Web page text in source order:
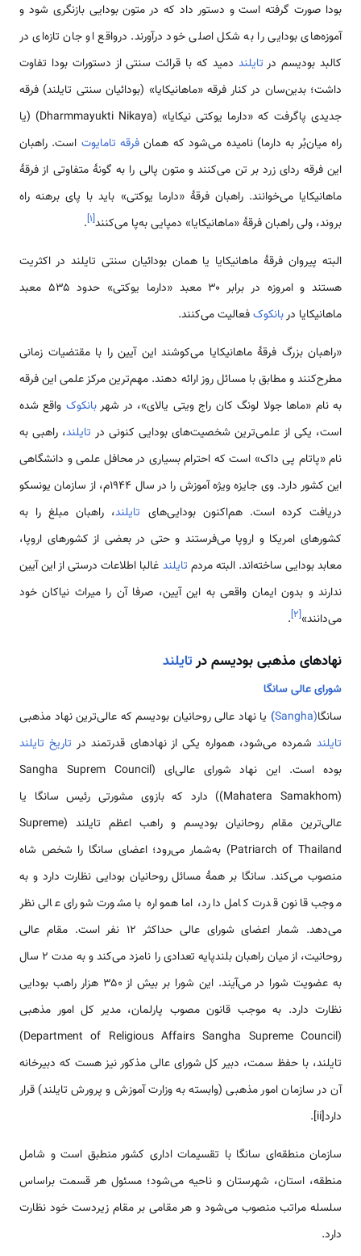
بودا صورت گرفته است و دستور داد که در متون بودایی بازنگری شود و
آموزه‌های بودایی را به شکل اصلی خود درآورند. درواقع او جان تازه‌ای در
کالبد بودیسم در تایلند دمید که با قرائت سنتی از دستورات بودا تفاوت
داشت؛ بدین‌سان در کنار فرقه «ماهانیکایا» (بودائیان سنتی تایلند) فرقه
جدیدی پاگرفت که «دارما یوکتی نیکایا» (Dharmmayukti Nikaya) (یا
راه میان‌بُر به دارما) نامیده می‌شود که همان فرقه تامایوت است. راهبان
این فرقه ردای زرد بر تن می‌کنند و متون پالی را به گونهٔ متفاوتی از فرقهٔ
ماهانیکایا می‌خوانند. راهبان فرقهٔ «دارما یوکتی» باید با پای برهنه راه
بروند، ولی راهبان فرقهٔ «ماهانیکایا» دمپایی به‌پا می‌کنند[۱]
.
البته پیروان فرقهٔ ماهانیکایا یا همان بودائیان سنتی تایلند در اکثریت
هستند و امروزه در برابر ۳۰ معبد «دارما یوکتی» حدود ۵۳۵ معبد
ماهانیکایا دربانکوکفعالیت می‌کنند.
«راهبان بزرگ فرقهٔ ماهانیکایا می‌کوشند این آیین را با مقتضیات زمانی
مطرح‌کنند و مطابق با مسائل روز ارائه دهند. مهم‌ترین مرکز علمی این فرقه
به نام «ماها جولا لونگ کان راج ویتی یالای»، در شهربانکوک واقع شده
است، یکی از علمی‌ترین شخصیت‌های بودایی کنونی در تایلند، راهبی به
نام «پاتام پی داک» است که احترام بسیاری در محافل علمی و دانشگاهی
این کشور دارد. وی جایزه ویژه آموزش را در سال ۱۹۴۴م، از سازمان یونسکو
دریافت کرده است. هم‌اکنون بودایی‌های تایلند، راهبان مبلغ را به
کشورهای امریکا و اروپا می‌فرستند و حتی در بعضی از کشورهای اروپا،
معابد بودایی ساخته‌اند. البته مردم تایلند غالبا اطلاعات درستی از این آیین
ندارند و بدون ایمان واقعی به این آیین، صرفا آن را میراث نیاکان خود
می‌دانند»[۲]
.
نهادهای مذهبی بودیسم درتایلند
شورای عالی سانگا
سانگا(Sangha
) یا نهاد عالی روحانیان بودیسم که عالی‌ترین نهاد مذهبی
تایلندشمرده می‌شود، همواره یکی از نهادهای قدرتمند در تاریخ تایلند
بوده است. این نهاد شورای عالی‌ای (Sangha Suprem Council
(Mahatera Samakhom)) دارد که بازوی مشورتی رئیس سانگا یا
عالی‌ترین مقام روحانیان بودیسم و راهب اعظم تایلند (Supreme
Patriarch of Thailand) به‌شمار می‌رود؛ اعضای سانگا را شخص شاه
منصوب می‌کند. سانگا بر همهٔ مسائل روحانیان بودایی نظارت دارد و به
موجب قانون قدرت کامل دارد، اما همواره با مشورت شورای عالی نظر
می‌دهد. شمار اعضای شورای عالی حداکثر ۱۲ نفر است. مقام عالی
روحانیت، از میان راهبان بلندپایه تعدادی را نامزد می‌کند و به مدت ۲ سال
به عضویت شورا در می‌آیند. این شورا بر بیش از ۳۵۰ هزار راهب بودایی
نظارت دارد. به موجب قانون مصوب پارلمان، مدیر کل امور مذهبی
(Department of Religious Affairs Sangha Supreme Council)
تایلند، با حفظ سمت، دبیر کل شورای عالی مذکور نیز هست که دبیرخانه
آن در سازمان امور مذهبی (وابسته به وزارت آموزش و پرورش تایلند) قرار
دارد[ii].
سازمان منطقه‌ای سانگا با تقسیمات اداری کشور منطبق است و شامل
منطقه، استان، شهرستان و ناحیه می‌شود؛ مسئول هر قسمت براساس
سلسله مراتب منصوب می‌شود و هر مقامی بر مقام زیردست خود نظارت
دارد.